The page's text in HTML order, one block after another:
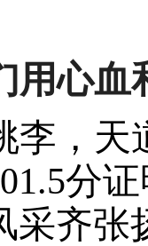
用心血
李，天
分
采齐张